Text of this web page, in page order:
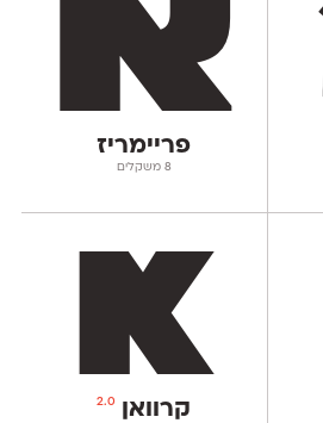
פריימריז
‫8 משקלים
קרוואן 2.0